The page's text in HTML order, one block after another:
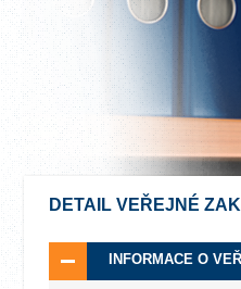
DETAIL VEŘEJNÉ
INFORMACE O